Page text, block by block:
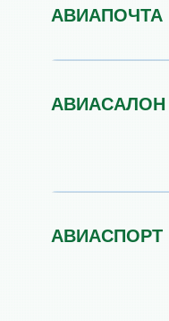
АВИАПОЧТА
АВИАСАЛОН
АВИАСПОРТ